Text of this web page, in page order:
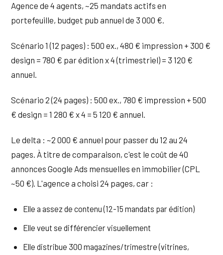
Agence de 4 agents, ~25 mandats actifs en
portefeuille, budget pub annuel de 3 000 €.
Scénario 1 (12 pages) : 500 ex., 480 € impression + 300 €
design = 780 € par édition x 4 (trimestriel) = 3 120 €
annuel.
Scénario 2 (24 pages) : 500 ex., 780 € impression + 500
€ design = 1 280 € x 4 = 5 120 € annuel.
Le delta : ~2 000 € annuel pour passer du 12 au 24
pages. À titre de comparaison, c'est le coût de 40
annonces Google Ads mensuelles en immobilier (CPL
~50 €). L'agence a choisi 24 pages, car :
Elle a assez de contenu (12-15 mandats par édition)
Elle veut se différencier visuellement
Elle distribue 300 magazines/trimestre (vitrines,